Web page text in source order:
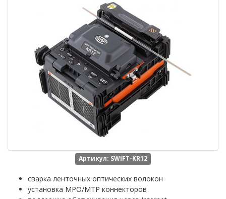
Артикул: SWIFT-KR12
сварка ленточных оптических волокон
установка MPO/MTP коннекторов